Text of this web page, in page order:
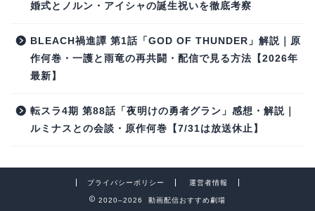
婚式とノルン・アイシャの誕生祝いを徹底考察
BLEACH禍進譚 第1話「GOD OF THUNDER」解説｜原
作何巻・一護と雨竜の再共闘・配信で見る方法【2026年
最新】
転スラ4期 第88話「夜明けの勇者グラン」感想・解説｜
ルミナスとの会談・原作何巻【7/31は放送休止】
プライバシーポリシー 運営者情報
2020–2026 動画配信おすすめ劇場